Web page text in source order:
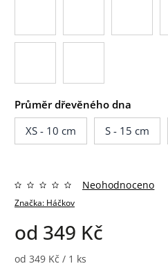
Průměr dřevěného dna
XS - 10 cm
S - 15 cm
Značka: Háčkov
Neohodnoceno
od 349 Kč
od 349 Kč / 1 ks